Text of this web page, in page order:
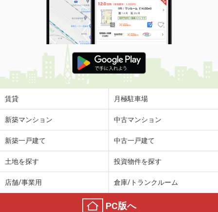
住 所
大阪府高槻市八幡町
用途地域
２種中高
土地面積 51.49m²
大阪府高槻市浦堂本町
価 格
3,180万円
住 所
大阪府高槻市浦堂本町
用途地域 １種低層
582.61m²
大阪府高槻市奥天神町１
3,780万円
住 所
大阪府高槻市奥天神町１
１種低層
土地面積 153.18m²
大阪府高槻市野田３
賃貸 月極駐車場
新築マンション 中古マンション
新築一戸建て 中古一戸建て
土地を探す 投資物件を探す
店舗/事業用 倉庫/トランクルーム
PC版へ